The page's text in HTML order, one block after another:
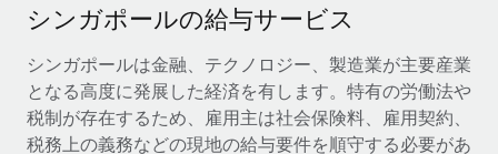
専門家に相談
グローバル人事・コンプライアンスの専門サポート
当社とのパートナーシップの可能性を検討する
Remote Build
近日リリース予定
統合とAI自動化に関するコンサルティング
ニュースルーム
給与・人材情報
情報センター
サポートを依頼する
シンガポールの給与サービス
シンガポールは金融、テクノロジー、製造業が主要産業
となる高度に発展した経済を有します。特有の労働法や
税制が存在するため、雇用主は社会保険料、雇用契約、
税務上の義務などの現地の給与要件を順守する必要があ